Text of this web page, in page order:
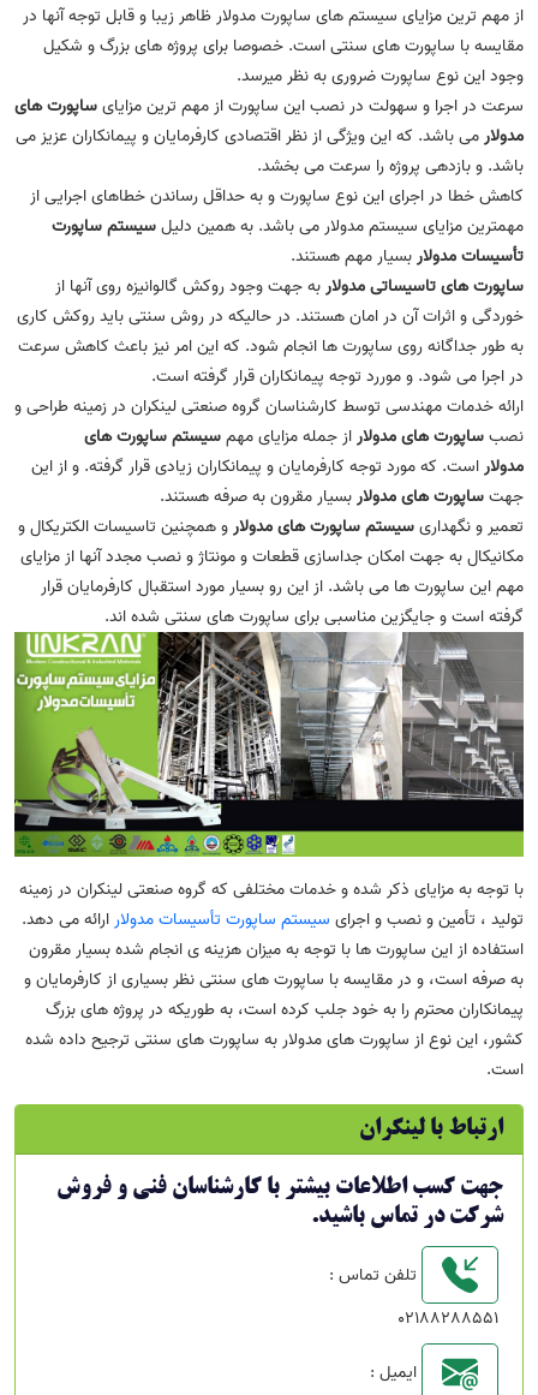
از مهم ترین مزایای سیستم های ساپورت مدولار ظاهر زیبا و قابل توجه آنها در
مقایسه با ساپورت های سنتی است. خصوصا برای پروژه های بزرگ و شکیل
وجود این نوع ساپورت ضروری به نظر میرسد.
سرعت در اجرا و سهولت در نصب این ساپورت از مهم ترین مزایایساپورت های
مدولارمی باشد. که این ویژگی از نظر اقتصادی کارفرمایان و پیمانکاران عزیز می
باشد. و بازدهی پروژه را سرعت می بخشد.
کاهش خطا در اجرای این نوع ساپورت و به حداقل رساندن خطاهای اجرایی از
مهمترین مزایای سیستم مدولار می باشد. به همین دلیلسیستم ساپورت
تأسیسات مدولاربسیار مهم هستند.
ساپورت های تاسیساتی مدولاربه جهت وجود روکش گالوانیزه روی آنها از
خوردگی و اثرات آن در امان هستند. در حالیکه در روش سنتی باید روکش کاری
به طور جداگانه روی ساپورت ها انجام شود. که این امر نیز باعث کاهش سرعت
در اجرا می شود. و موررد توجه پیمانکاران قرار گرفته است.
ارائه خدمات مهندسی توسط کارشناسان گروه صنعتی لینکران در زمینه طراحی و
نصبساپورت های مدولاراز جمله مزایای مهمسیستم ساپورت های
مدولاراست. که مورد توجه کارفرمایان و پیمانکاران زیادی قرار گرفته. و از این
جهتساپورت های مدولاربسیار مقرون به صرفه هستند.
تعمیر و نگهداریسیستم ساپورت های مدولارو همچنین تاسیسات الکتریکال و
مکانیکال به جهت امکان جداسازی قطعات و مونتاژ و نصب مجدد آنها از مزایای
مهم این ساپورت ها می باشد. از این رو بسیار مورد استقبال کارفرمایان قرار
گرفته است و جایگزین مناسبی برای ساپورت های سنتی شده اند.
با توجه به مزایای ذکر شده و خدمات مختلفی که گروه صنعتی لینکران در زمینه
تولید ، تأمین و نصب و اجرای سیستم ساپورت تأسیسات مدولارارائه می دهد.
استفاده از این ساپورت ها با توجه به میزان هزینه ی انجام شده بسیار مقرون
به صرفه است، و در مقایسه با ساپورت های سنتی نظر بسیاری از کارفرمایان و
پیمانکاران محترم را به خود جلب کرده است، به طوریکه در پروژه های بزرگ
کشور، این نوع از ساپورت های مدولار به ساپورت های سنتی ترجیح داده شده
است.
ارتباط با لینکران
جهت کسب اطلاعات بیشتر با کارشناسان فنی و فروش
شرکت در تماس باشید.
تلفن تماس :
02188288551
ایمیل :